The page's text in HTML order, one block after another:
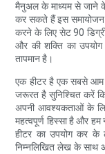
मैनुअल के माध्यम से जाने
कर सकते हैं इस समायोजन
करने के लिए सेट 90
और की शक्ति का
तापमान है।
एक हीटर है एक सबसे आम
जरूरत है सुनिश्चित करें
अपनी आवश्यकताओं के
महत्वपूर्ण हिस्सा है और हम
हीटर का उपयोग कर के
निम्नलिखित लेख के साथ